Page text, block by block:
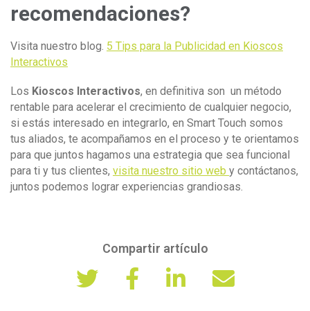
recomendaciones?
Visita nuestro blog. 5 Tips para la Publicidad en Kioscos
Interactivos
Los Kioscos Interactivos, en definitiva son un método
rentable para acelerar el crecimiento de cualquier negocio,
si estás interesado en integrarlo, en Smart Touch somos
tus aliados, te acompañamos en el proceso y te orientamos
para que juntos hagamos una estrategia que sea funcional
para ti y tus clientes, visita nuestro sitio web y contáctanos,
juntos podemos lograr experiencias grandiosas.
Compartir artículo